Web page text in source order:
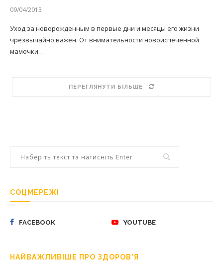
09/04/2013
Уход за новорожденным в первые дни и месяцы его жизни
чрезвычайно важен. От внимательности новоиспеченной
мамочки…
ПЕРЕГЛЯНУТИ БІЛЬШЕ
СОЦМЕРЕЖІ
FACEBOOK YOUTUBE
НАЙВАЖЛИВІШЕ ПРО ЗДОРОВ’Я